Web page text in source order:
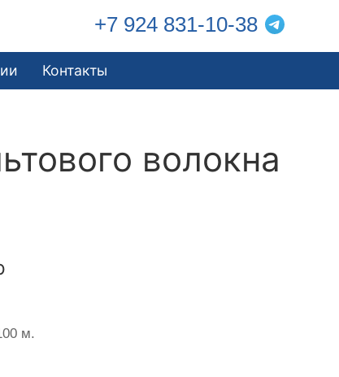
+7 924 831-10-38
Контакты
волокна
м.